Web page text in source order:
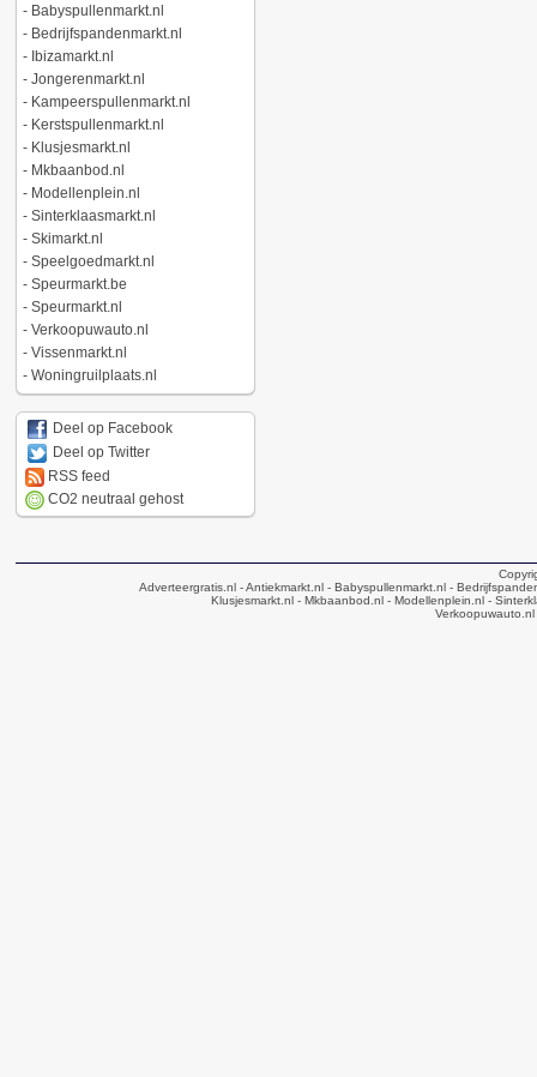
- Babyspullenmarkt.nl
- Bedrijfspandenmarkt.nl
- Ibizamarkt.nl
- Jongerenmarkt.nl
- Kampeerspullenmarkt.nl
- Kerstspullenmarkt.nl
- Klusjesmarkt.nl
- Mkbaanbod.nl
- Modellenplein.nl
- Sinterklaasmarkt.nl
- Skimarkt.nl
- Speelgoedmarkt.nl
- Speurmarkt.be
- Speurmarkt.nl
- Verkoopuwauto.nl
- Vissenmarkt.nl
- Woningruilplaats.nl
Deel op Facebook
Deel op Twitter
RSS feed
CO2 neutraal gehost
Adverteergratis.nl- Antiekmarkt.nl- Babyspullenmarkt.nl-
Klusjesmarkt.nl- Mkbaanbod.nl- Modellenplein.nl-
Verkoopuwauto.nl